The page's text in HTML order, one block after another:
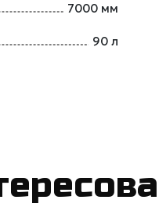
7000 мм
90 л